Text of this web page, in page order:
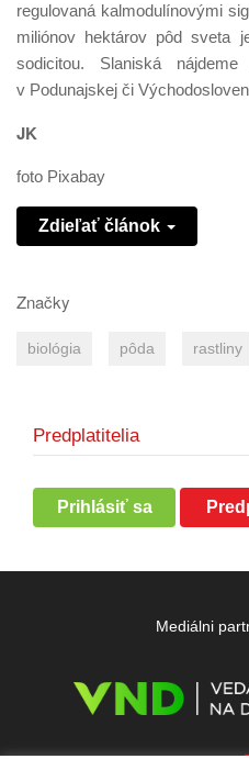
regulovaná kalmodulínovými
miliónov hektárov pôd sveta
sodicitou. Slaniská
v Podunajskej či
JK
foto Pixabay
Zdieľať článok
Značky
biológia pôda rastliny
Predplatitelia
Prihlásiť sa
Mediálni